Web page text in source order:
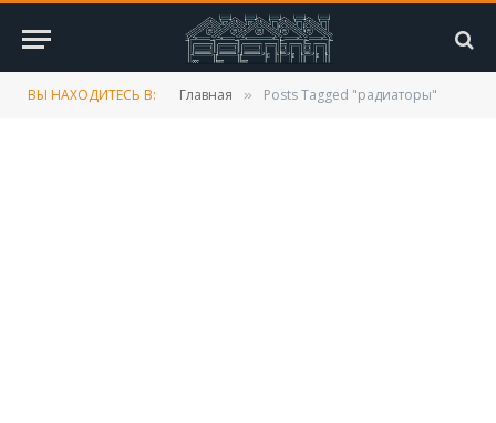
ВЫ НАХОДИТЕСЬ В: Главная » Posts Tagged "радиаторы"